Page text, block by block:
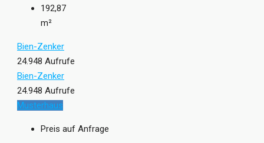
192,87
m²
Bien-Zenker
24.948 Aufrufe
Bien-Zenker
24.948 Aufrufe
Musterhaus
Preis auf Anfrage